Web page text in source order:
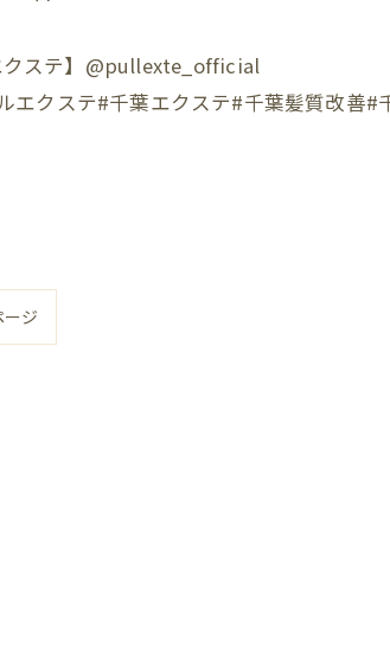
クステ】@pullexte_official⁡
エクステ#千葉エクステ#千葉髪質改善
ージ